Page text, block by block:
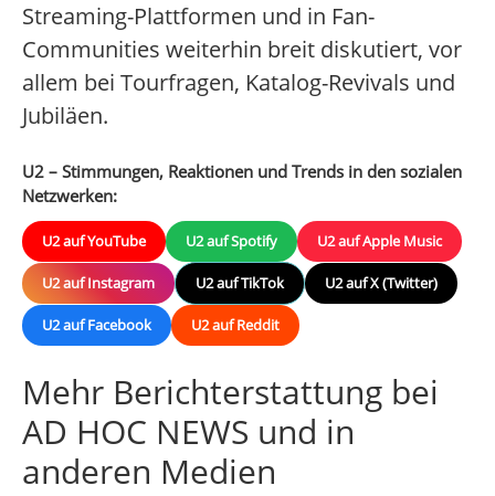
Streaming-Plattformen und in Fan-
Communities weiterhin breit diskutiert, vor
allem bei Tourfragen, Katalog-Revivals und
Jubiläen.
U2 – Stimmungen, Reaktionen und Trends in den sozialen
Netzwerken:
U2 auf YouTube U2 auf Spotify U2 auf Apple Music
U2 auf Instagram U2 auf TikTok U2 auf X (Twitter)
U2 auf Facebook U2 auf Reddit
Mehr Berichterstattung bei
AD HOC NEWS und in
anderen Medien